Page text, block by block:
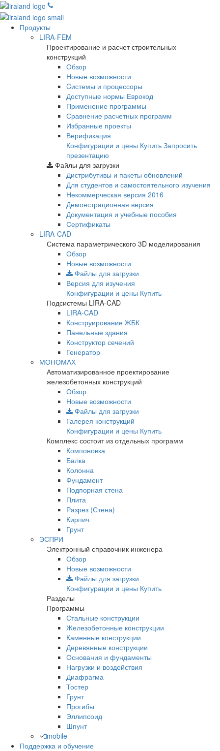
Продукты
LIRA-FEM
Проектирование и расчет строительных
конструкций
Обзор
Новые возможности
Cистемы и процессоры
Доступные нормы Еврокод
Применение программы
Сравнение расчетных программ
Избранные проекты
Верификация
Конфигурации и цены Купить Запросить
презентацию
Файлы для загрузки
Дистрибутивы и пакеты обновлений
Для студентов и самостоятельного изучения
Некоммерческая версия 2016
Демонстрационная версия
Документация и учебные пособия
Сертификаты
LIRA-CAD
Система параметрического 3D моделирования
Обзор
Новые возможности
Файлы для загрузки
Версия для изучения
Конфигурации и цены Купить
Подсистемы LIRA-CAD
LIRA-CAD
Конструирование ЖБК
Панельные здания
Конструктор сечений
Генератор
МОНОМАХ
Автоматизированное проектирование
железобетонных конструкций
Обзор
Новые возможности
Файлы для загрузки
Галерея конструкций
Конфигурации и цены Купить
Комплекс состоит из отдельных программ
Компоновка
Балка
Колонна
Фундамент
Подпорная стена
Плита
Разрез (Стена)
Кирпич
Грунт
ЭСПРИ
Электронный справочник инженера
Обзор
Новые возможности
Файлы для загрузки
Конфигурации и цены Купить
Разделы
Программы
Стальные конструкции
Железобетонные конструкции
Каменные конструкции
Деревянные конструкции
Основания и фундаменты
Нагрузки и воздействия
Диафрагма
Тостер
Грунт
Прогибы
Эллипсоид
Шпунт
mobile
Поддержка и обучение